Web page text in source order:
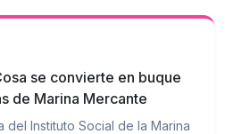
se convierte en buque
de Marina Mercante
del Instituto Social de la Marina